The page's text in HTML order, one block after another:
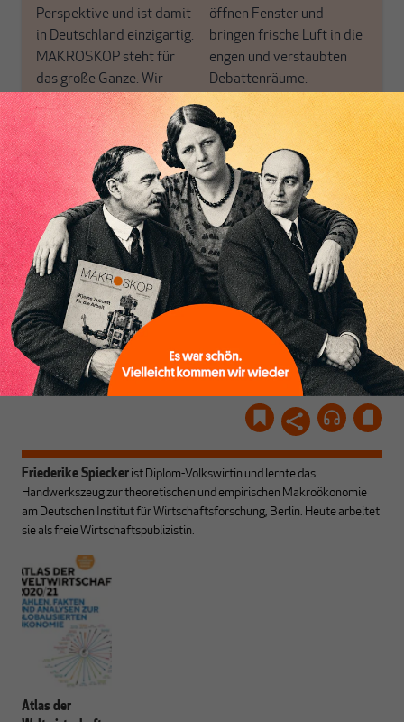
Perspektive und ist damit
in Deutschland einzigartig.
MAKROSKOP steht für
das große Ganze. Wir
haben einen Blick auf
Geld, Wirtschaft und
Politik, den Sie so
woanders nicht finden.
Dabei leben wir von
unseren Autoren, ihren
Recherchen, ihrem Wissen
und ihrem Enthusiasmus.
Gemeinsam scheren wir
aus den schmaler
werdenden Leitplanken
des Denkens aus.
öffnen Fenster und
bringen frische Luft in die
engen und verstaubten
Debattenräume.
Brauchen Sie auch frische
Luft? Dann folgen Sie
einfach dem Button.
ABONNIEREN SIE
MAKROSKOP
Schon Abonnent? Dann
hiereinloggen!
Friederike Spiecker ist Diplom-Volkswirtin und lernte das
Handwerkszeug zur theoretischen und empirischen Makroökonomie
am Deutschen Institut für Wirtschaftsforschung, Berlin. Heute arbeitet
sie als freie Wirtschaftspublizistin.
Atlas der